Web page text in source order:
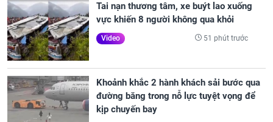
Tai nạn thương tâm, xe buýt lao xuống
vực khiến 8 người không qua khỏi
Video 51 phút trước
Khoảnh khắc 2 hành khách sải bước qua
đường băng trong nỗ lực tuyệt vọng để
kịp chuyến bay